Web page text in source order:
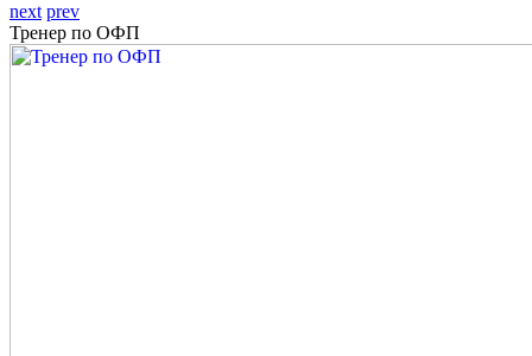
next prev
Тренер по ОФП